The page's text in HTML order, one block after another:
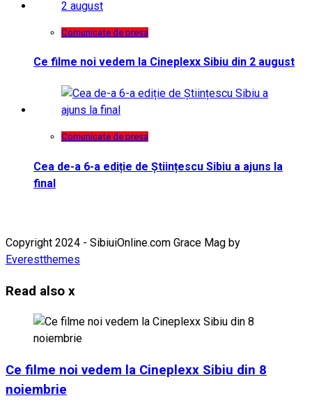
Comunicate de presa
Ce filme noi vedem la Cineplexx Sibiu din 2 august
Comunicate de presa
Cea de-a 6-a ediție de Științescu Sibiu a ajuns la
final
Copyright 2024 - SibiuiOnline.com Grace Mag by
Everestthemes
Read also x
Ce filme noi vedem la Cineplexx Sibiu din 8
noiembrie